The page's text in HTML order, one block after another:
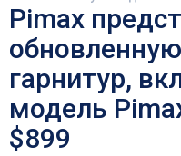
Pimax
гарнитур,
модель
$899